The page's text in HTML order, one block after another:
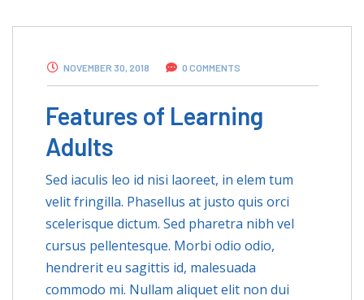
NOVEMBER 30, 2018 0 COMMENTS
Features of Learning
Adults
Sed iaculis leo id nisi laoreet, in elem tum
velit fringilla. Phasellus at justo quis orci
scelerisque dictum. Sed pharetra nibh vel
cursus pellentesque. Morbi odio odio,
hendrerit eu sagittis id, malesuada
commodo mi. Nullam aliquet elit non dui